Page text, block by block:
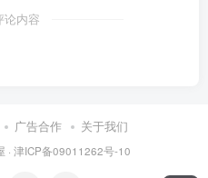
论内容
广告合作 关于我们
· 津ICP备09011262号-10